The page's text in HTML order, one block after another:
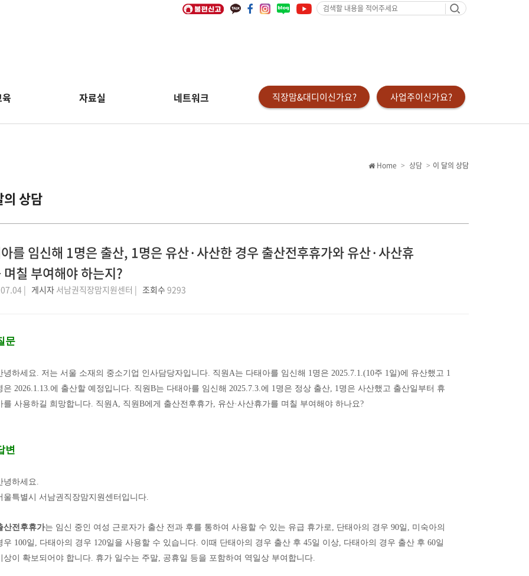
검
색
요
자료실 네트워크 직장맘&대디이신가요? 사업주이신가요?
상담
Home 상담 이 달의 상담
를 임신해 1명은 출산, 1명은 유산·사산한 경우 출산전후휴가와 유산·사산휴
칠 부여해야 하는지?
| 게시자서남권직장맘지원센터 | 조회수 9293
문
녕하세요. 저는 서울 소재의 중소기업 인사담당자입니다. 직원A는 다태아를 임신해 1명은 2025.7.1.(10주 1일)에 유산했고 1
은 2026.1.13.에 출산할 예정입니다. 직원B는 다태아를 임신해 2025.7.3.에 1명은 정상 출산, 1명은 사산했고 출산일부터 휴
를 사용하길 희망합니다. 직원A, 직원B에게 출산전후휴가, 유산·사산휴가를 며칠 부여해야 하나요?
변
녕하세요.
울특별시 서남권직장맘지원센터입니다.
산전후휴가는 임신 중인 여성 근로자가 출산 전과 후를 통하여 사용할 수 있는 유급 휴가로, 단태아의 경우 90일 , 미숙아의
우 100일 , 다태아의 경우 120일을 사용할 수 있습니다. 이때 단태아의 경우 출산 후 45일 이상, 다태아의 경우 출산 후 60일
상이 확보되어야 합니다. 휴가 일수는 주말, 공휴일 등을 포함하여 역일상 부여합니다.